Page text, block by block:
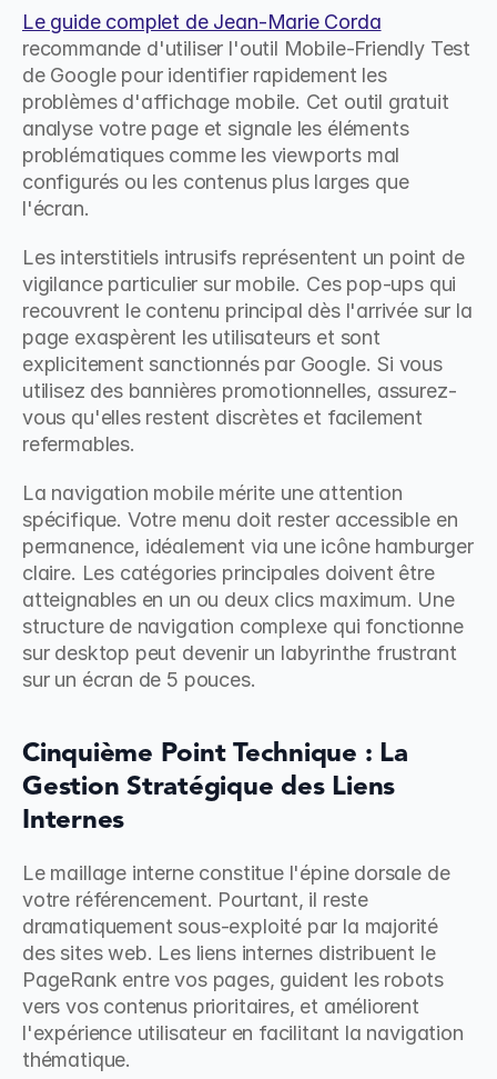
Le guide complet de Jean-Marie Corda
recommande d'utiliser l'outil Mobile-Friendly Test
de Google pour identifier rapidement les
problèmes d'affichage mobile. Cet outil gratuit
analyse votre page et signale les éléments
problématiques comme les viewports mal
configurés ou les contenus plus larges que
l'écran.
Les interstitiels intrusifs représentent un point de
vigilance particulier sur mobile. Ces pop-ups qui
recouvrent le contenu principal dès l'arrivée sur la
page exaspèrent les utilisateurs et sont
explicitement sanctionnés par Google. Si vous
utilisez des bannières promotionnelles, assurez-
vous qu'elles restent discrètes et facilement
refermables.
La navigation mobile mérite une attention
spécifique. Votre menu doit rester accessible en
permanence, idéalement via une icône hamburger
claire. Les catégories principales doivent être
atteignables en un ou deux clics maximum. Une
structure de navigation complexe qui fonctionne
sur desktop peut devenir un labyrinthe frustrant
sur un écran de 5 pouces.
Cinquième Point Technique : La
Gestion Stratégique des Liens
Internes
Le maillage interne constitue l'épine dorsale de
votre référencement. Pourtant, il reste
dramatiquement sous-exploité par la majorité
des sites web. Les liens internes distribuent le
PageRank entre vos pages, guident les robots
vers vos contenus prioritaires, et améliorent
l'expérience utilisateur en facilitant la navigation
thématique.